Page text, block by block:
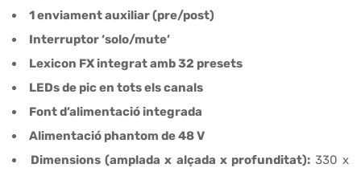
1 enviament auxiliar (pre/post)
Interruptor ‘solo/mute’
Lexicon FX integrat amb 32 presets
LEDs de pic en tots els canals
Font d’alimentació integrada
Alimentació phantom de 48 V
Dimensions (amplada x alçada x profunditat):330 x